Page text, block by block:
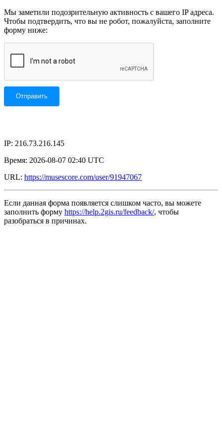
Мы заметили подозрительную активность с вашего IP адреса.
Чтобы подтвердить, что вы не робот, пожалуйста, заполните
форму ниже:
IP: 216.73.216.145
Время: 2026-08-07 02:40 UTC
URL: https://musescore.com/user/91947067
Если данная форма появляется слишком часто, вы можете
заполнить форму https://help.2gis.ru/feedback/, чтобы
разобраться в причинах.